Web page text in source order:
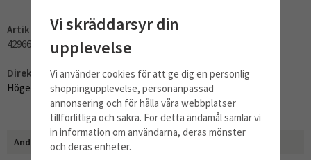
Artikelnummer:
429660
Direktlänk:
Högerklicka och kopiera adressen
Andra har även köpt
Vi skräddarsyr din
upplevelse
Vi använder cookies för att ge dig en personlig
shoppingupplevelse, personanpassad
annonsering och för hålla våra webbplatser
tillförlitliga och säkra. För detta ändamål samlar vi
in information om användarna, deras mönster
och deras enheter.